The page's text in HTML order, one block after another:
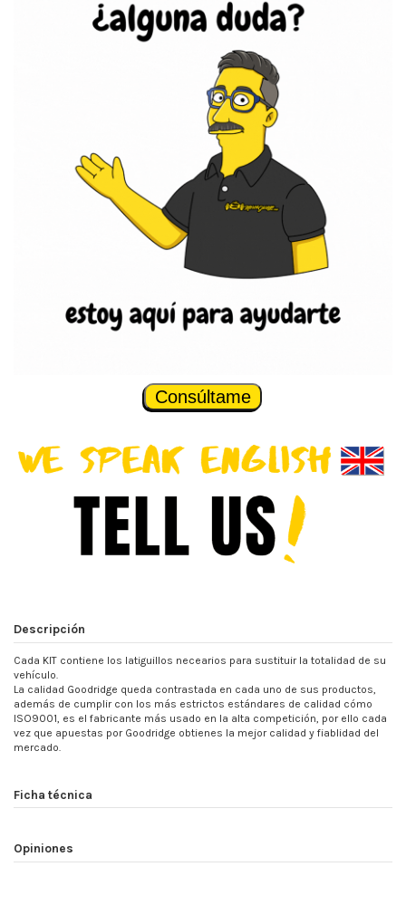
Consúltame
Descripción
Cada KIT contiene los latiguillos necearios para sustituir la totalidad de su
vehículo.
La calidad Goodridge queda contrastada en cada uno de sus productos,
además de cumplir con los más estrictos estándares de calidad cómo
ISO9001, es el fabricante más usado en la alta competición, por ello cada
vez que apuestas por Goodridge obtienes la mejor calidad y fiablidad del
mercado.
Ficha técnica
Opiniones